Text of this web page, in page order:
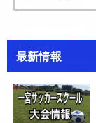
最新情報